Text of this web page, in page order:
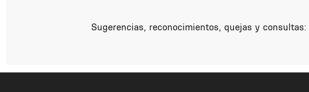
Sugerencias, reconocimientos, quejas y consultas: